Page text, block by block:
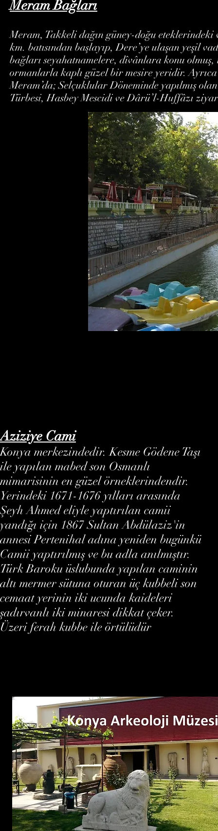
Meram Bağları
Meram, Takkeli dağın güney-doğu
km. batısından başlayıp, Dere’ye ulaşan yeşil
bağları seyahatnamelere, dîvânlara konu
ormanlarla kaplı güzel bir mesire yeridir.
Meram’da; Selçuklular Döneminde yapılmış
Türbesi, Hasbey Mescidi ve Dârü’l-Huffâzı
Aziziye Cami
Konya merkezindedir. Kesme Gödene Taşı
ile yapılan mabed son Osmanlı
mimarisinin en güzel örneklerindendir.
Yerindeki 1671-1676 yılları arasında
Şeyh Ahmed eliyle yaptırılan camii
yandığı için 1867 Sultan Abdülaziz'in
annesi Pertenihal adına yeniden bugünkü
Camii yaptırılmış ve bu adla anılmıştır.
Türk Baroku üslubunda yapılan caminin
altı mermer sütuna oturan üç kubbeli son
cemaat yerinin iki ucunda kaideleri
şadırvanlı iki minaresi dikkat çeker.
Üzeri ferah kubbe ile örtülüdür